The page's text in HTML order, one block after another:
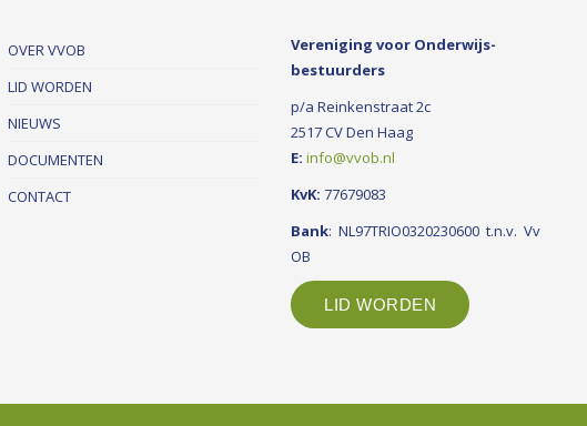
OVER VVOB
LID WORDEN
NIEUWS
DOCUMENTEN
CONTACT
Vereniging voor Onderwijs-
bestuurders
p/a Reinkenstraat 2c
2517 CV Den Haag
E: info@vvob.nl
KvK: 77679083
Bank: NL97TRIO0320230600 t.n.v. Vv
OB
LID WORDEN